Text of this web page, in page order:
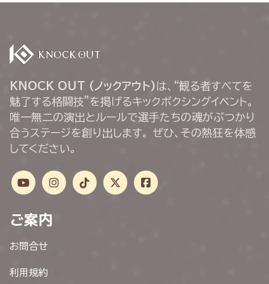
KNOCK OUT (ノックアウト) は、“観る者すべてを
魅了する格闘技”を掲げるキックボクシングイベント。
唯一無二の演出とルールで選手たちの魂がぶつかり
合うステージを創り出します。 ぜひ、その熱狂を体感
してください。
ご案内
お問合せ
利用規約